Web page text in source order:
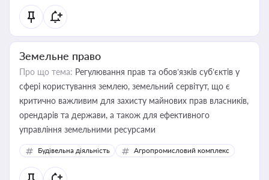
Земельне право
Про що тема: Регулювання прав та обов’язків суб’єктів у
сфері користування землею, земельний сервітут, що є
критично важливим для захисту майнових прав власників,
орендарів та держави, а також для ефективного
управління земельними ресурсами
Будівельна діяльність Агропромисловий комплекс